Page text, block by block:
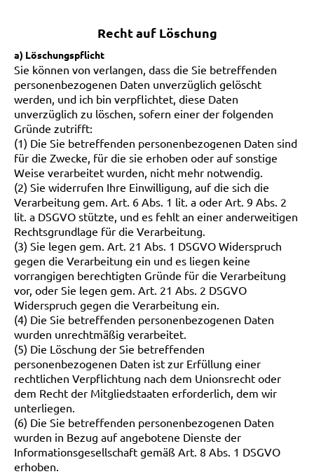
Recht auf Löschung
a) Löschungspflicht
Sie können von verlangen, dass die Sie betreffenden
personenbezogenen Daten unverzüglich gelöscht
werden, und ich bin verpflichtet, diese Daten
unverzüglich zu löschen, sofern einer der folgenden
Gründe zutrifft:
(1) Die Sie betreffenden personenbezogenen Daten sind
für die Zwecke, für die sie erhoben oder auf sonstige
Weise verarbeitet wurden, nicht mehr notwendig.
(2) Sie widerrufen Ihre Einwilligung, auf die sich die
Verarbeitung gem. Art. 6 Abs. 1 lit. a oder Art. 9 Abs. 2
lit. a DSGVO stützte, und es fehlt an einer anderweitigen
Rechtsgrundlage für die Verarbeitung.
(3) Sie legen gem. Art. 21 Abs. 1 DSGVO Widerspruch
gegen die Verarbeitung ein und es liegen keine
vorrangigen berechtigten Gründe für die Verarbeitung
vor, oder Sie legen gem. Art. 21 Abs. 2 DSGVO
Widerspruch gegen die Verarbeitung ein.
(4) Die Sie betreffenden personenbezogenen Daten
wurden unrechtmäßig verarbeitet.
(5) Die Löschung der Sie betreffenden
personenbezogenen Daten ist zur Erfüllung einer
rechtlichen Verpflichtung nach dem Unionsrecht oder
dem Recht der Mitgliedstaaten erforderlich, dem wir
unterliegen.
(6) Die Sie betreffenden personenbezogenen Daten
wurden in Bezug auf angebotene Dienste der
Informationsgesellschaft gemäß Art. 8 Abs. 1 DSGVO
erhoben.